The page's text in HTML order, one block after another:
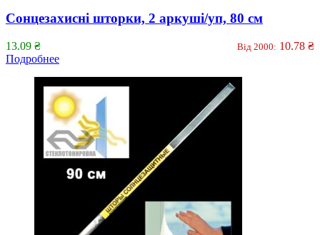
Сонцезахисні шторки, 2 аркуші/уп, 80 см
13.09 ₴ Від 2000: 10.78 ₴
Подробнее